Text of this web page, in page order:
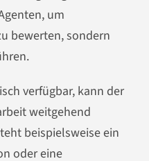
um
bewerten, sondern
verfügbar, kann der
weitgehend
beispielsweise ein
oder eine